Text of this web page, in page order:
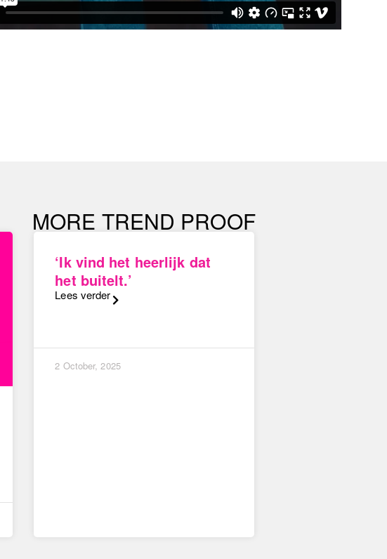
MORE TREND PROOF
‘Ik vind het heerlijk dat
het buitelt.’
Lees verder
2 October, 2025